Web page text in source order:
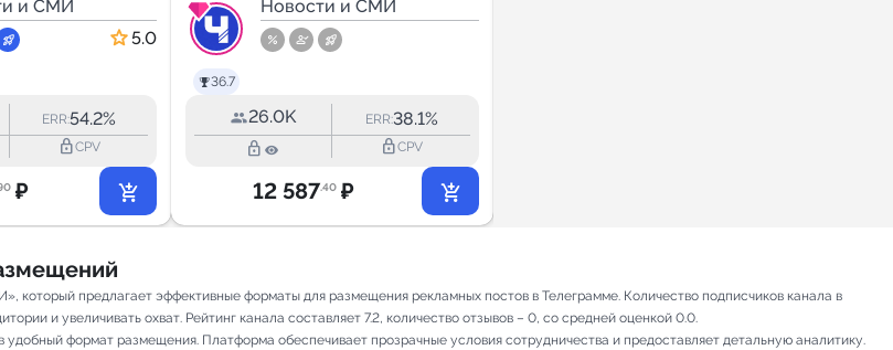
и СМИ
5.0
ERR:54.2%
lock_outlineCPV
₽
36.7
Новости и СМИ
26.0K ERR:38.1%
lock_outline lock_outlineCPV
12 587.40 ₽
предлагает эффективные форматы для размещения рекламных постов в Телеграмме. Количество подписчиков канала в
и увеличивать охват. Рейтинг канала составляет 7.2, количество отзывов – 0, со средней оценкой 0.0.
формат размещения. Платформа обеспечивает прозрачные условия сотрудничества и предоставляет детальную аналитику.